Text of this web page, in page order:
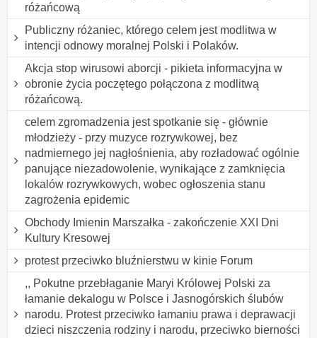
różańcową
Publiczny różaniec, którego celem jest modlitwa w
intencji odnowy moralnej Polski i Polaków.
Akcja stop wirusowi aborcji - pikieta informacyjna w
obronie życia poczętego połączona z modlitwą
różańcową.
celem zgromadzenia jest spotkanie się - głównie
młodzieży - przy muzyce rozrywkowej, bez
nadmiernego jej nagłośnienia, aby rozładować ogólnie
panujące niezadowolenie, wynikające z zamknięcia
lokalów rozrywkowych, wobec ogłoszenia stanu
zagrożenia epidemic
Obchody Imienin Marszałka - zakończenie XXI Dni
Kultury Kresowej
protest przeciwko bluźnierstwu w kinie Forum
,, Pokutne przebłaganie Maryi Królowej Polski za
łamanie dekalogu w Polsce i Jasnogórskich ślubów
narodu. Protest przeciwko łamaniu prawa i deprawacji
dzieci niszczenia rodziny i narodu, przeciwko bierności